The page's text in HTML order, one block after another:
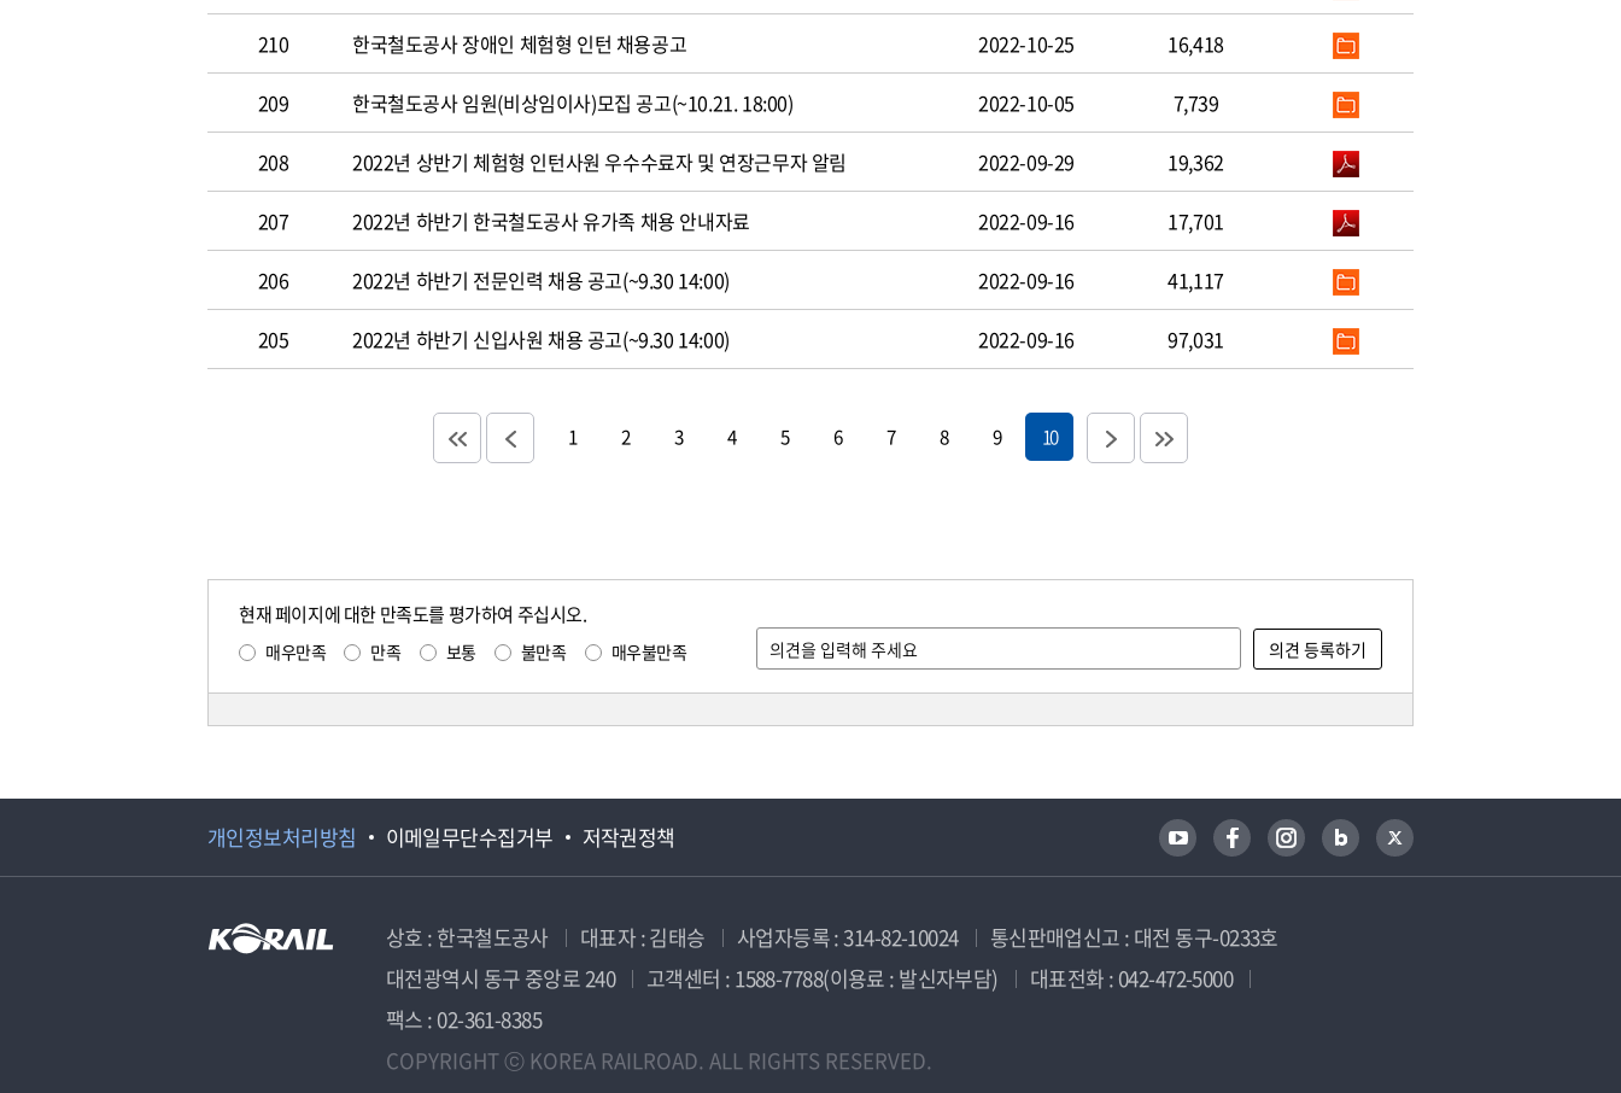
210 한국철도공사 장애인 체험형 인턴 채용공고 2022-10-25 16,418
209 한국철도공사 임원(비상임이사)모집 공고(~10.21. 18:00) 2022-10-05 7,739
208 2022년 상반기 체험형 인턴사원 우수수료자 및 연장근무자 알림 2022-09-29 19,362
207 2022년 하반기 한국철도공사 유가족 채용 안내자료 2022-09-16 17,701
206 2022년 하반기 전문인력 채용 공고(~9.30 14:00) 2022-09-16 41,117
205 2022년 하반기 신입사원 채용 공고(~9.30 14:00) 2022-09-16 97,031
1 2 3 4 5 6 7 8 9 10
현재 페이지에 대한 만족도를 평가하여 주십시오.
매우만족 만족 보통 불만족 매우불만족
개인정보처리방침 이메일무단수집거부 저작권정책
상호 : 한국철도공사 대표자 : 김태승 사업자등록 : 314-82-10024
통신판매업신고 : 대전 동구-0233호
대전광역시 동구 중앙로 240
고객센터 : 1588-7788(이용료 : 발신자부담)
대표전화 : 042-472-5000
팩스 : 02-361-8385
COPYRIGHT ⓒ KOREA RAILROAD. ALL RIGHTS RESERVED.